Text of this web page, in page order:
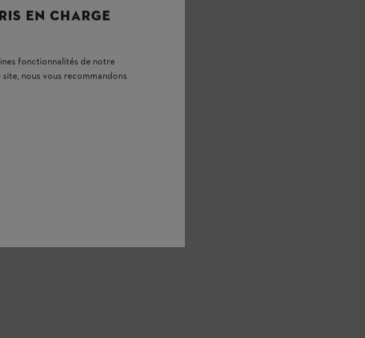
EN CHARGE
fonctionnalités de notre
nous vous recommandons